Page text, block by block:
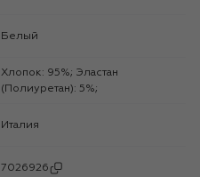
Белый
Хлопок: 95%; Эластан
(Полиуретан): 5%;
Италия
7026926